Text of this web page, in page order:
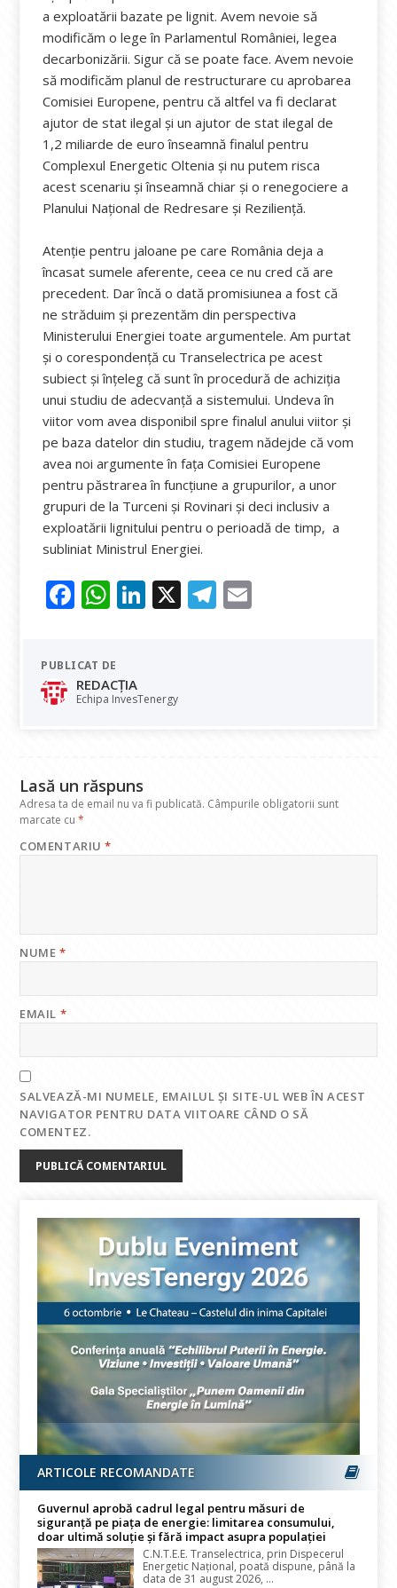
a exploatării bazate pe lignit. Avem nevoie să
modificăm o lege în Parlamentul României, legea
decarbonizării. Sigur că se poate face. Avem nevoie
să modificăm planul de restructurare cu aprobarea
Comisiei Europene, pentru că altfel va fi declarat
ajutor de stat ilegal și un ajutor de stat ilegal de
1,2 miliarde de euro înseamnă finalul pentru
Complexul Energetic Oltenia și nu putem risca
acest scenariu și înseamnă chiar și o renegociere a
Planului Național de Redresare și Reziliență.
Atenție pentru jaloane pe care România deja a
încasat sumele aferente, ceea ce nu cred că are
precedent. Dar încă o dată promisiunea a fost că
ne străduim și prezentăm din perspectiva
Ministerului Energiei toate argumentele. Am purtat
și o corespondență cu Transelectrica pe acest
subiect și înțeleg că sunt în procedură de achiziția
unui studiu de adecvanță a sistemului. Undeva în
viitor vom avea disponibil spre finalul anului viitor și
pe baza datelor din studiu, tragem nădejde că vom
avea noi argumente în fața Comisiei Europene
pentru păstrarea în funcțiune a grupurilor, a unor
grupuri de la Turceni și Rovinari și deci inclusiv a
exploatării lignitului pentru o perioadă de timp, a
subliniat Ministrul Energiei.
F
e
b
o
W
at
s
A
Li
dI
X T
PUBLICAT DE
REDACȚIA
Echipa InvesTenergy
Lasă un răspuns
Adresa ta de email nu va fi publicată. Câmpurile obligatorii sunt
marcate cu*
COMENTARIU*
NUME*
EMAIL *
SALVEAZĂ-MI NUMELE, EMAILUL ȘI SITE-UL WEB ÎN ACEST
NAVIGATOR PENTRU DATA VIITOARE CÂND O SĂ
COMENTEZ.
ARTICOLE RECOMANDATE
Guvernul aprobă cadrul legal pentru măsuri de
siguranță pe piața de energie: limitarea consumului,
doar ultimă soluție și fără impact asupra populației
C.N.T.E.E. Transelectrica, prin Dispecerul
Energetic Național, poată dispune, până la
data de 31 august 2026, ...